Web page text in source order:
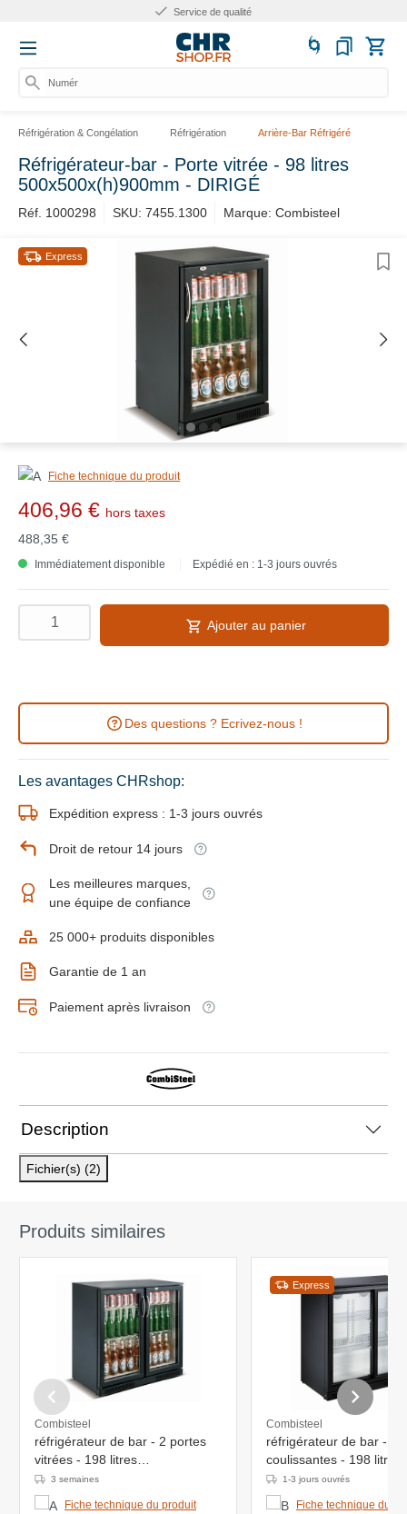
Service de qualité
Numéro
Réfrigération & Congélation Réfrigération Arrière-Bar Réfrigéré
Réfrigérateur-bar - Porte vitrée - 98 litres
500x500x(h)900mm - DIRIGÉ
Réf. 1000298 SKU: 7455.1300 Marque: Combisteel
Express
Fiche technique du produit
406,96 € hors taxes
488,35 €
Immédiatement disponible Expédié en : 1-3 jours ouvrés
Ajouter au panier
Des questions ? Ecrivez-nous !
Les avantages CHRshop:
Expédition express : 1-3 jours ouvrés
Droit de retour 14 jours
Les meilleures marques,
une équipe de confiance
25 000+ produits disponibles
Garantie de 1 an
Paiement après livraison
Description
Fichier(s) (2)
Produits similaires
Combisteel
réfrigérateur de bar - 2 portes
vitrées - 198 litres
900x500x(h)900mm - LED
3 semaines
Fiche technique du produit
Express
Combisteel
réfrigérateur de bar - 2
coulissantes - 198 litres
-900x500x(h)900 -LED
1-3 jours ouvrés
Fiche technique du